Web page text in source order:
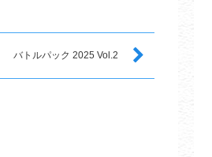
バトルパック 2025 Vol.2